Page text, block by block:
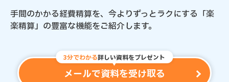
手間のかかる経費精算を、今よりずっとラクにする 「楽
楽精算」の豊富な機能をご紹介します。
3分でわかる詳しい資料をプレゼント
メールで資料を受け取る